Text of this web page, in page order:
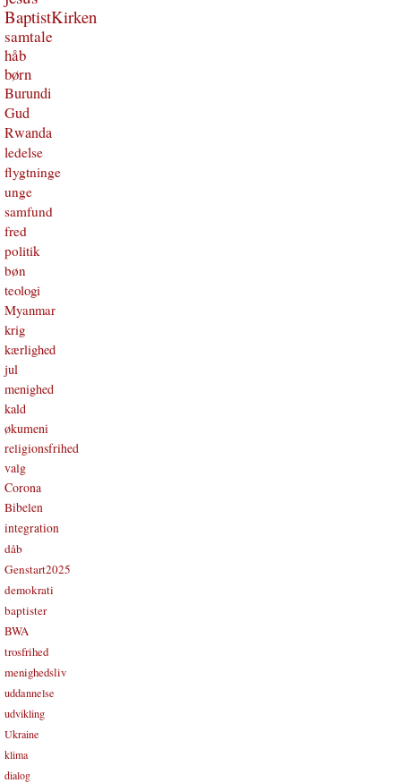
BaptistKirken
samtale
håb
børn
Burundi
Gud
Rwanda
ledelse
flygtninge
unge
samfund
fred
politik
bøn
teologi
Myanmar
krig
kærlighed
jul
menighed
kald
økumeni
religionsfrihed
valg
Corona
Bibelen
integration
dåb
Genstart2025
demokrati
baptister
BWA
trosfrihed
menighedsliv
uddannelse
udvikling
Ukraine
klima
dialog